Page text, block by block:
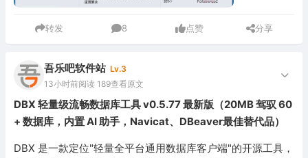
转发 8 点赞 分享
吾乐吧软件站 Lv.3
13小时前阅读 189查看原文
DBX 轻量级流畅数据库工具 v0.5.77 最新版（20MB 驾驭 60
+ 数据库，内置 AI 助手，Navicat、DBeaver最佳替代品）
DBX 是一款定位"轻量全平台通用数据库客户端"的开源工具，